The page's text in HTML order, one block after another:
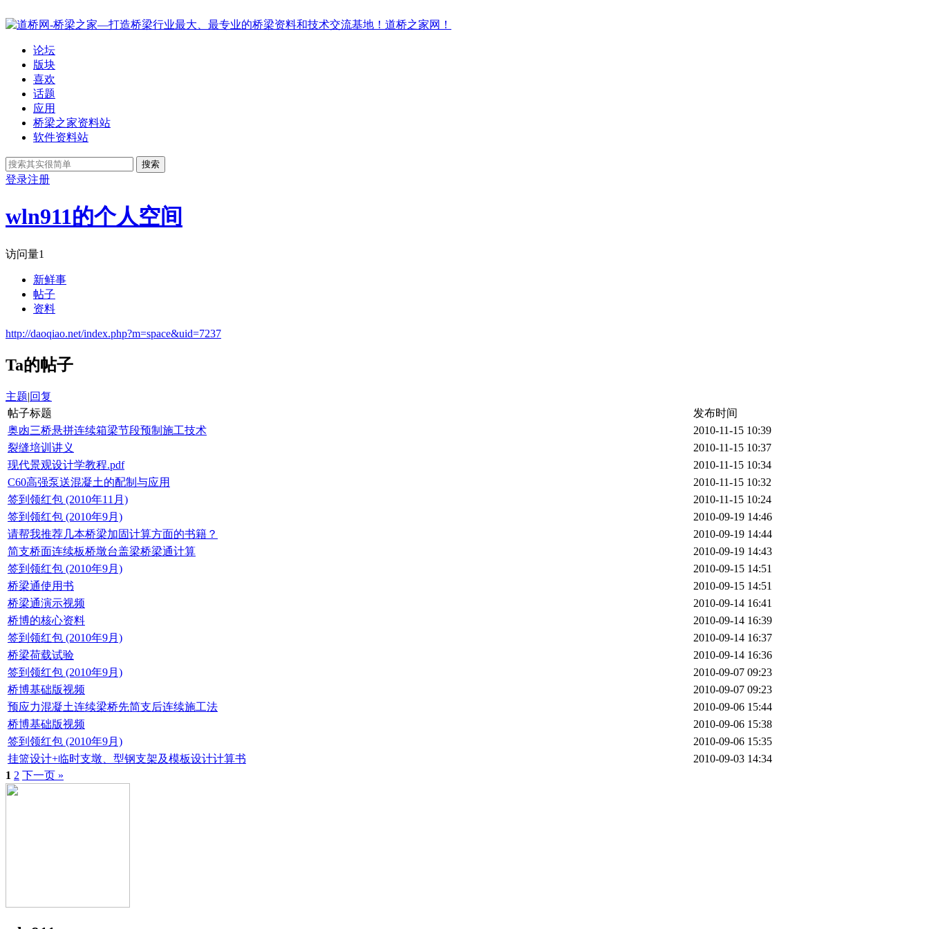
论坛
版块
喜欢
话题
应用
桥梁之家资料站
软件资料站
搜索
登录注册
wln911的个人空间
访问量1
新鲜事
帖子
资料
http://daoqiao.net/index.php?m=space&uid=7237
Ta的帖子
主题|回复
帖子标题
发布时间
奥凼三桥悬拼连续箱梁节段预制施工技术
2010-11-15 10:39
裂缝培训讲义
2010-11-15 10:37
现代景观设计学教程.pdf
2010-11-15 10:34
C60高强泵送混凝土的配制与应用
2010-11-15 10:32
签到领红包 (2010年11月)
2010-11-15 10:24
签到领红包 (2010年9月)
2010-09-19 14:46
请帮我推荐几本桥梁加固计算方面的书籍？
2010-09-19 14:44
简支桥面连续板桥墩台盖梁桥梁通计算
2010-09-19 14:43
签到领红包 (2010年9月)
2010-09-15 14:51
桥梁通使用书
2010-09-15 14:51
桥梁通演示视频
2010-09-14 16:41
桥博的核心资料
2010-09-14 16:39
签到领红包 (2010年9月)
2010-09-14 16:37
桥梁荷载试验
2010-09-14 16:36
签到领红包 (2010年9月)
2010-09-07 09:23
桥博基础版视频
2010-09-07 09:23
预应力混凝土连续梁桥先简支后连续施工法
2010-09-06 15:44
桥博基础版视频
2010-09-06 15:38
签到领红包 (2010年9月)
2010-09-06 15:35
挂篮设计+临时支墩、型钢支架及模板设计计算书
2010-09-03 14:34
1 2 下一页 »